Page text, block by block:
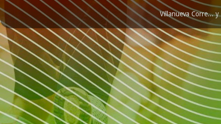
Villanueva Corre...